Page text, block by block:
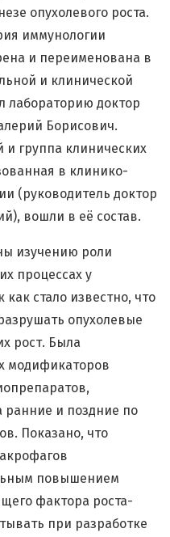
опухолевого роста.
иммунологии
и переименована в
и клинической
лабораторию доктор
Борисович.
и группа клинических
в клинико-
(руководитель доктор
вошли в её состав.
изучению роли
процессах у
стало известно, что
опухолевые
рост. Была
модификаторов
и поздние по
Показано, что
повышением
фактора роста-
при разработке